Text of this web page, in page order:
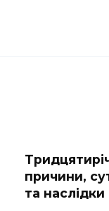
причини,
та наслідки